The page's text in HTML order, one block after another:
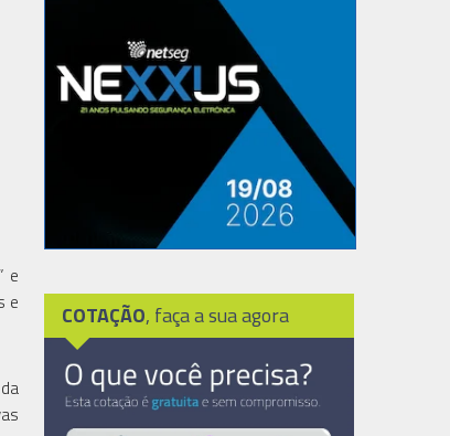
e
e
COTAÇÃO, faça a sua agora